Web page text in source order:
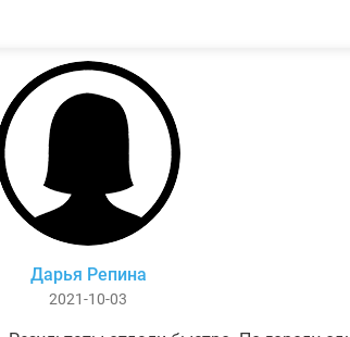
Дарья Репина
2021-10-03